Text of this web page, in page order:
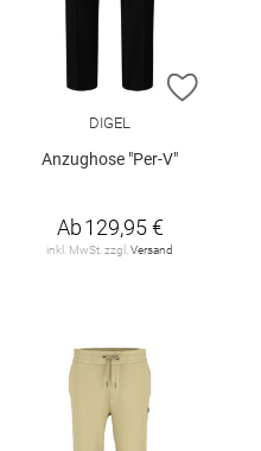
HINZUFÜGEN
ZUR
DIGEL
Anzughose "Per-V"
Ab129,95 €
inkl. MwSt. zzgl. Versand